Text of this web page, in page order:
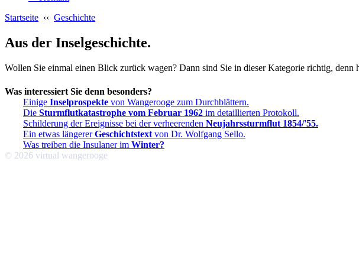
Startseite ‹‹ Geschichte
Aus der Inselgeschichte.
Wollen Sie einmal einen Blick zurück wagen? Dann sind Sie in dieser Kategorie richtig,
Was interessiert Sie denn besonders?
Einige Inselprospekte von Wangerooge zum Durchblättern.
Die Sturmflutkatastrophe vom Februar 1962 im detaillierten Protokoll.
Schilderung der Ereignisse bei der verheerenden Neujahrssturmflut 1854/'55.
Ein etwas längererGeschichtstext von Dr. Wolfgang Sello.
Was treiben die Insulaner im Winter?
© 2026 virtual wangerooge